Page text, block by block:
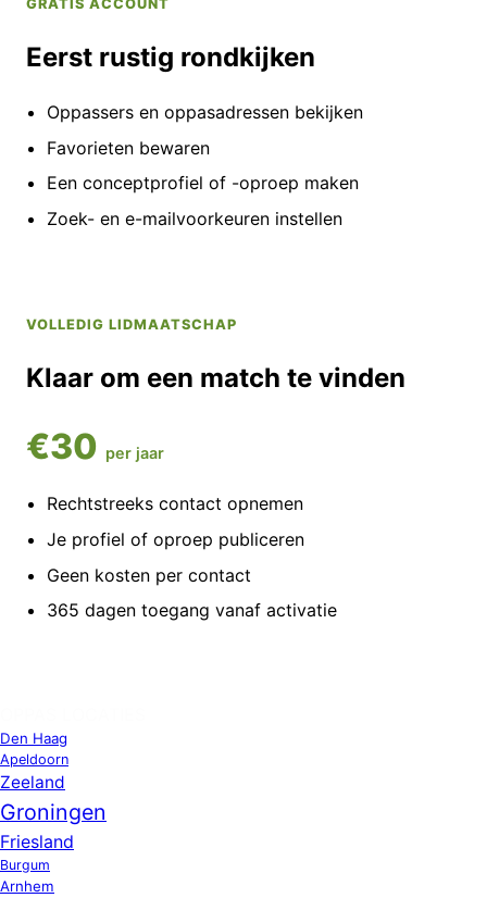
GRATIS ACCOUNT
Eerst rustig rondkijken
Oppassers en oppasadressen bekijken
Favorieten bewaren
Een conceptprofiel of -oproep maken
Zoek- en e-mailvoorkeuren instellen
VOLLEDIG LIDMAATSCHAP
Klaar om een match te vinden
€30 per jaar
Rechtstreeks contact opnemen
Je profiel of oproep publiceren
Geen kosten per contact
365 dagen toegang vanaf activatie
Den Haag
Apeldoorn
Zeeland
Groningen
Friesland
Burgum
Arnhem